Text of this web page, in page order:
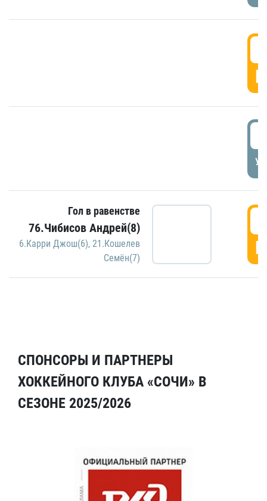
Гол в равенстве
76.Чибисов Андрей(8)
6.Карри Джош(6), 21.Кошелев
Семён(7)
СПОНСОРЫ И ПАРТНЕРЫ
ХОККЕЙНОГО КЛУБА «СОЧИ» В
СЕЗОНЕ 2025/2026